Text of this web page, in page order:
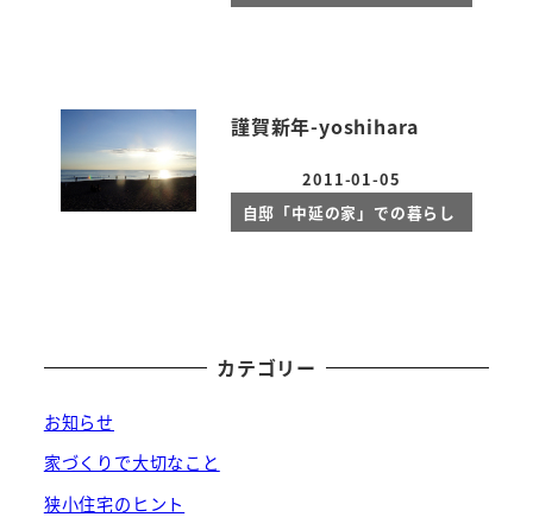
謹賀新年-yoshihara
投稿日
2011-01-05
自邸「中延の家」での暮らし
カテゴリー
お知らせ
家づくりで大切なこと
狭小住宅のヒント